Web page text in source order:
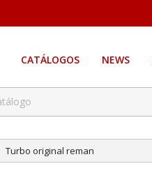
CATÁLOGOS NEWS
Turbo original reman